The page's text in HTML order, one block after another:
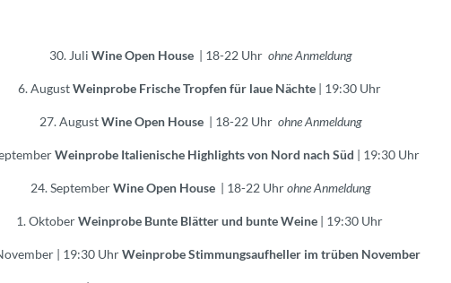
30. Juli Wine Open House | 18-22 Uhr ohne Anmeldung
6. AugustWeinprobe Frische Tropfen für laue Nächte | 19:30 Uhr
27. AugustWine Open House | 18-22 Uhr ohne Anmeldung
Weinprobe Italienische Highlights von Nord nach Süd | 19:30 Uhr
24. SeptemberWine Open House | 18-22 Uhrohne Anmeldung
1. OktoberWeinprobe Bunte Blätter und bunte Weine | 19:30 Uhr
| 19:30 UhrWeinprobe Stimmungsaufheller im trüben November